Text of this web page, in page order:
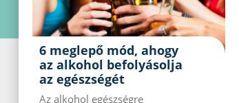
6 meglepő mód, ahogy
az alkohol befolyásolja
az egészségét
Az alkohol egészségre